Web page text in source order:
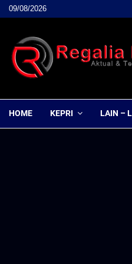
09/08/2026
HOME KEPRI LAIN –